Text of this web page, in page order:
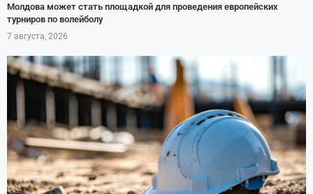
Молдова может стать площадкой для проведения европейских
турниров по волейболу
7 августа, 2026